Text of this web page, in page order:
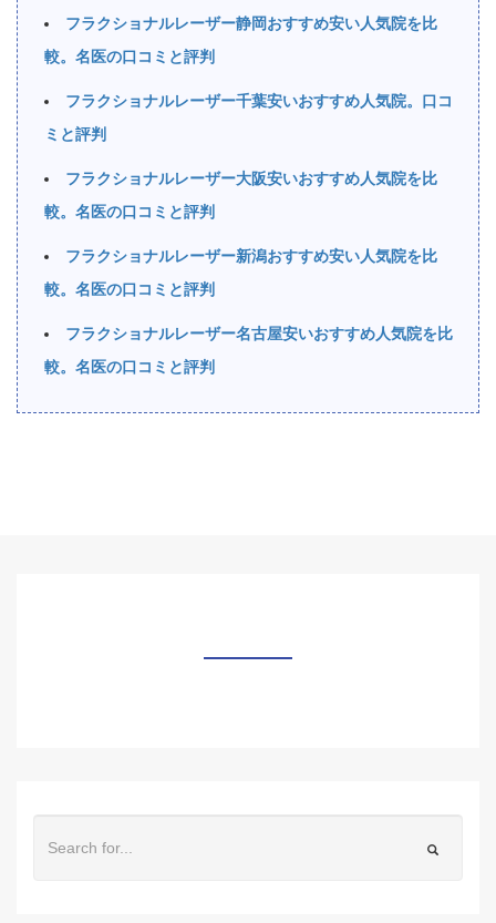
フラクショナルレーザー静岡おすすめ安い人気院を比
較。名医の口コミと評判
フラクショナルレーザー千葉安いおすすめ人気院。口コ
ミと評判
フラクショナルレーザー大阪安いおすすめ人気院を比
較。名医の口コミと評判
フラクショナルレーザー新潟おすすめ安い人気院を比
較。名医の口コミと評判
フラクショナルレーザー名古屋安いおすすめ人気院を比
較。名医の口コミと評判